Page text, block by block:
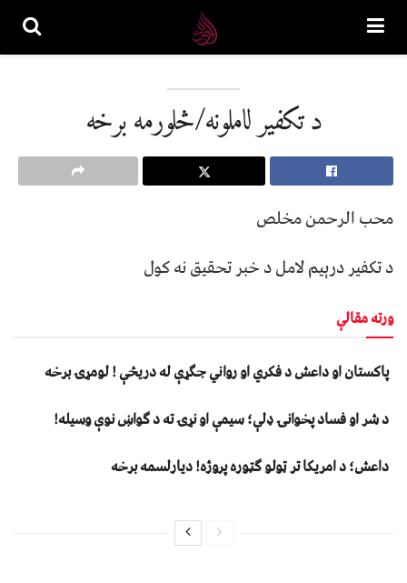
د تکفیر لاملونه/څلورمه برخه
محب الرحمن مخلص
د تکفير درېيم لامل د خبر تحقيق نه کول
ورته مقالې
پاکستان او داعش د فکري او رواني جګړې له دریڅې ! لومړۍ برخه
د شر او فساد پخوانۍ ډلې؛ سیمې او نړۍ ته د ګواښ نوې وسیله!
داعش؛ د امریکا تر ټولو ګټوره پروژه! دیارلسمه برخه